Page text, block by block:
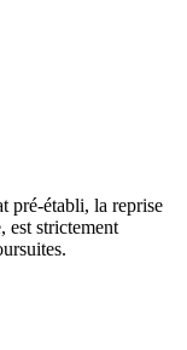
pré-établi, la reprise
est strictement